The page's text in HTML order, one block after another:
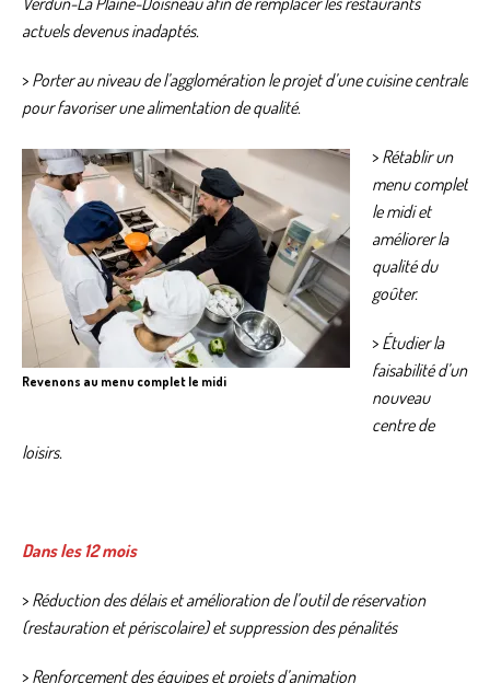
actuels devenus inadaptés.
> Porter au niveau de l’agglomération le projet d’une cuisine centrale
pour favoriser une alimentation de qualité.
Revenons au menu complet le midi
> Rétablir un
menu complet
le midi et
améliorer la
qualité du
goûter.
> Étudier la
faisabilité d’un
nouveau
centre de
loisirs.
Dans les 12 mois
> Réduction des délais et amélioration de l’outil de réservation
(restauration et périscolaire) et suppression des pénalités
> Renforcement des équipes et projets d’animation